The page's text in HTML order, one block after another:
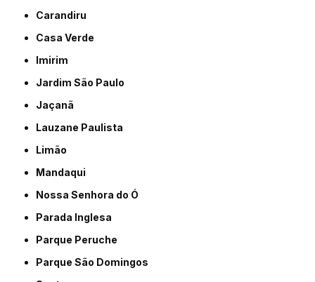
Carandiru
Casa Verde
Imirim
Jardim São Paulo
Jaçanã
Lauzane Paulista
Limão
Mandaqui
Nossa Senhora do Ó
Parada Inglesa
Parque Peruche
Parque São Domingos